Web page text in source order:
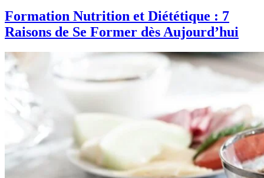
Formation Nutrition et Diététique : 7
Raisons de Se Former dès Aujourd’hui